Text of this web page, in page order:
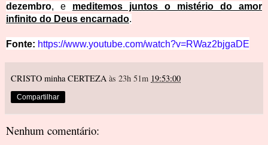
dezembro, e meditemos juntos o mistério do amor
infinito do Deus encarnado.
Fonte: https://www.youtube.com/watch?v=RWaz2bjgaDE
CRISTO minha CERTEZA às 23h 51m 19:53:00
Compartilhar
Nenhum comentário: